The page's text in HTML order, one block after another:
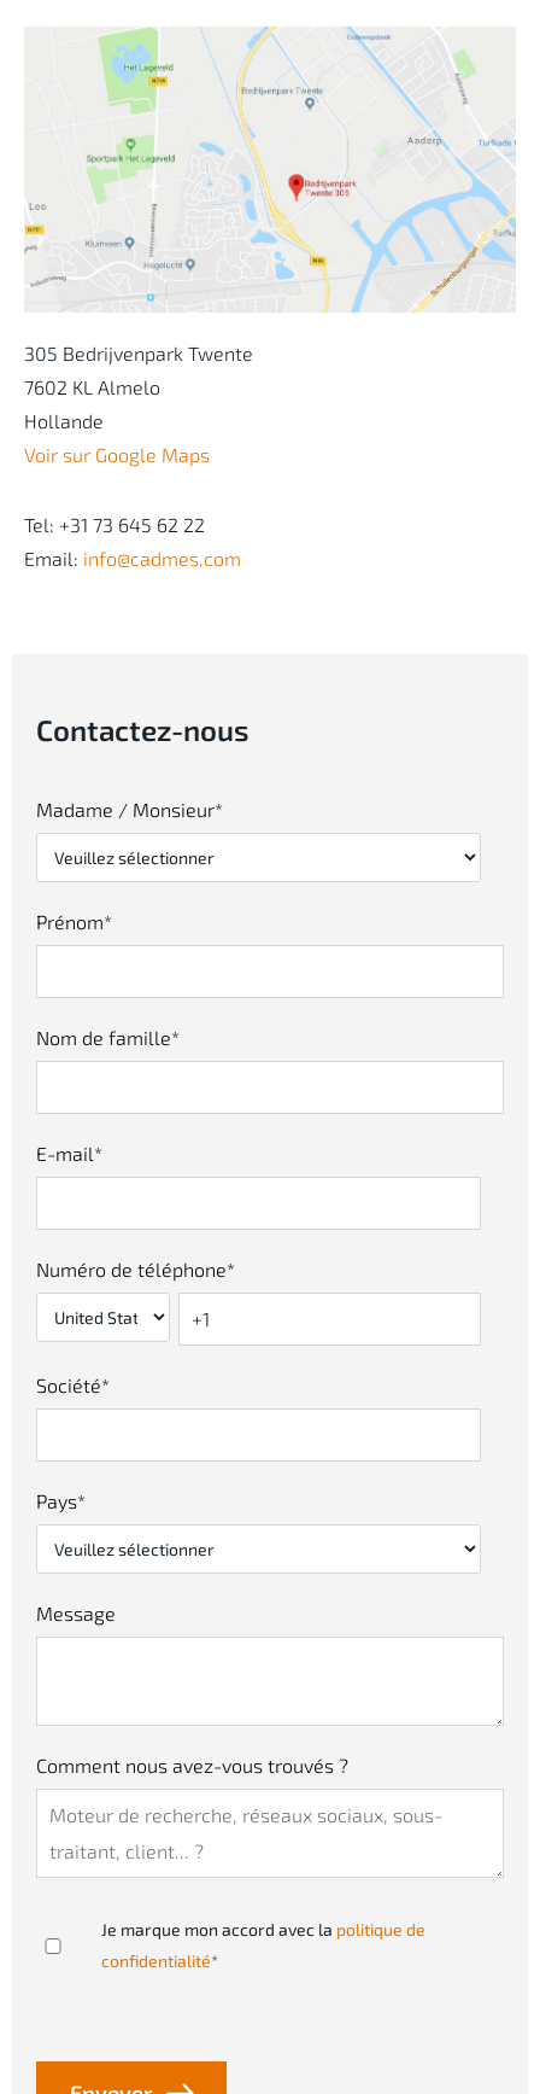
305 Bedrijvenpark Twente
7602 KL Almelo
Hollande
Voir sur Google Maps
Tel: +31 73 645 62 22
Email: info@cadmes.com
Contactez-nous
Madame / Monsieur*
Prénom*
Nom de famille*
E-mail*
Numéro de téléphone*
Société*
Pays*
Message
Comment nous avez-vous trouvés ?
Je marque mon accord avec la politique de
confidentialité*